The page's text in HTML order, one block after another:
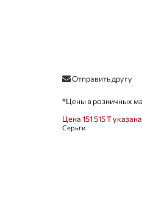
Отправить другу
*Цены в розничных
Цена 151 515 ₸
Серьги